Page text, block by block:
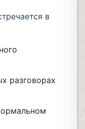
в
разговорах